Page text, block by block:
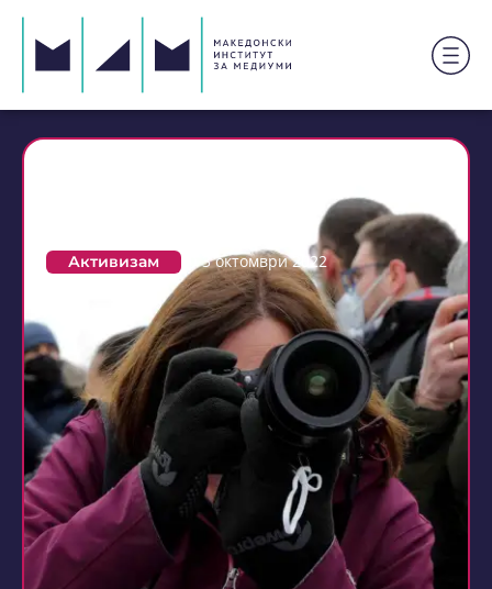
Активизам 3 октомври 2022